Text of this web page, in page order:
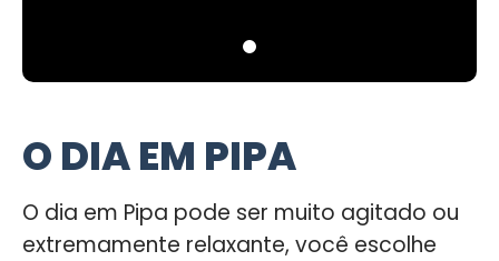
O DIA EM PIPA
O dia em Pipa pode ser muito agitado ou
extremamente relaxante, você escolhe